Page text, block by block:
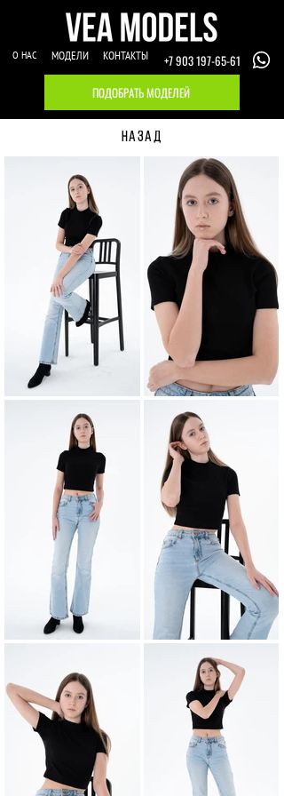
О НАС МОДЕЛИ КОНТАКТЫ
+7 903 197-65-61
ПОДОБРАТЬ МОДЕЛЕЙ
НАЗАД